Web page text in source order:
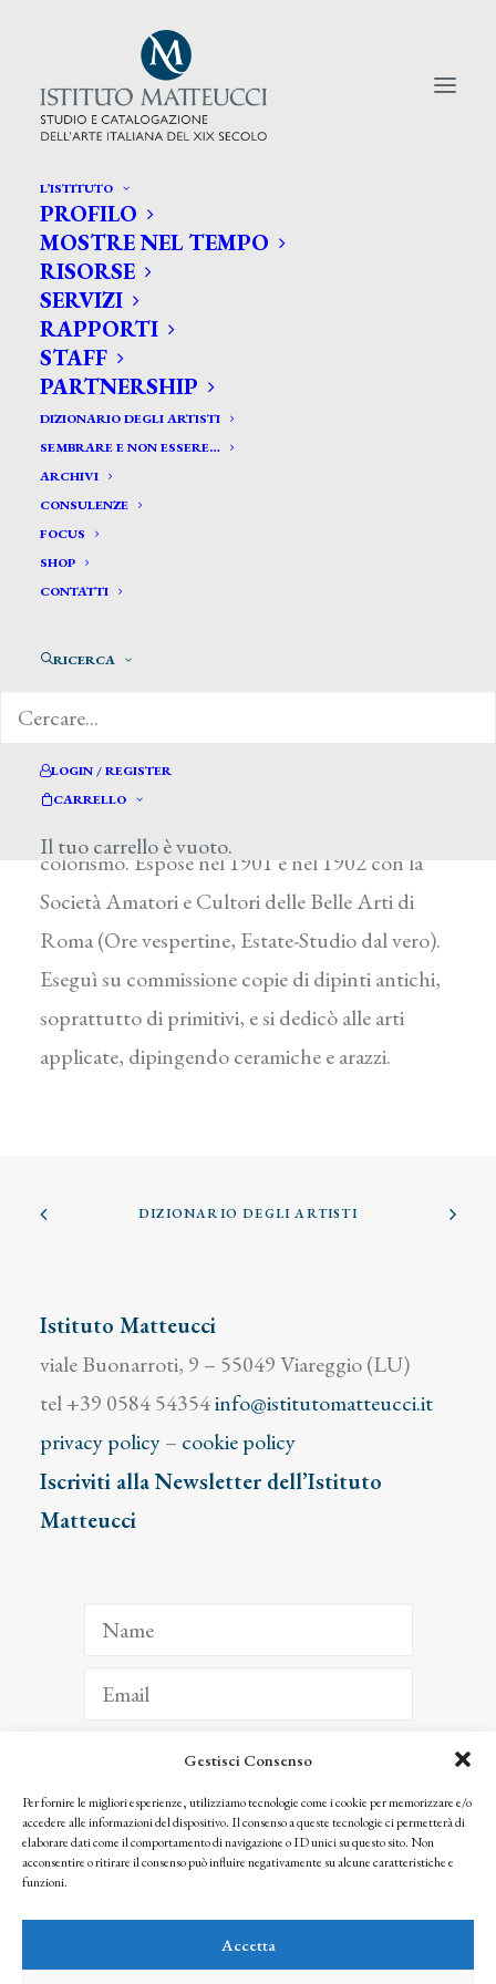
Gestisci Consenso
Per fornire le migliori esperienze, utilizziamo tecnologie come i cookie per memorizzare e/o
accedere alle informazioni del dispositivo. Il consenso a queste tecnologie ci permetterà di
elaborare dati come il comportamento di navigazione o ID unici su questo sito. Non
acconsentire o ritirare il consenso può influire negativamente su alcune caratteristiche e
funzioni.
Accetta
L’ISTITUTO
PROFILO
MOSTRE NEL TEMPO
RISORSE
SERVIZI
RAPPORTI
STAFF
PARTNERSHIP
DIZIONARIO DEGLI ARTISTI
SEMBRARE E NON ESSERE…
ARCHIVI
CONSULENZE
FOCUS
SHOP
CONTATTI
RICERCA
LOGIN / REGISTER
CARRELLO
Il tuo carrello è vuoto.
CERCA TRA GLI ARTISTI:
Search
for:
De Simoni Publio *
DE SIMONI PUBLIO
Esordì come scenografo per le società di
teatro di posa. Si dedicò principalmente al
colorismo. Espose nel 1901 e nel 1902 con la
Società Amatori e Cultori delle Belle Arti di
Roma (Ore vespertine, Estate-Studio dal vero).
Eseguì su commissione copie di dipinti antichi,
soprattutto di primitivi, e si dedicò alle arti
applicate, dipingendo ceramiche e arazzi.
DIZIONARIO DEGLI ARTISTI
Istituto Matteucci
viale Buonarroti, 9 – 55049 Viareggio (LU)
tel +39 0584 54354info@istitutomatteucci.it
privacy policy– cookie policy
Iscriviti alla Newsletter dell’Istituto
Matteucci
ISCRIVITI
Facendo clic per iscriverti, riconosci che le tue informazioni saranno trattate
seguendo la nostra Privacy Policy
© 2025 Istituto Matteucci. All right reserved
l’autorizzazione scritta dei proprietari dei diritti e dell’Istituto Matteucci